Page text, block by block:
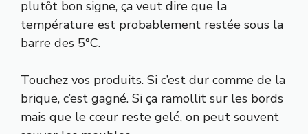
plutôt bon signe, ça veut dire que la
température est probablement restée sous la
barre des 5°C.
Touchez vos produits. Si c’est dur comme de la
brique, c’est gagné. Si ça ramollit sur les bords
mais que le cœur reste gelé, on peut souvent